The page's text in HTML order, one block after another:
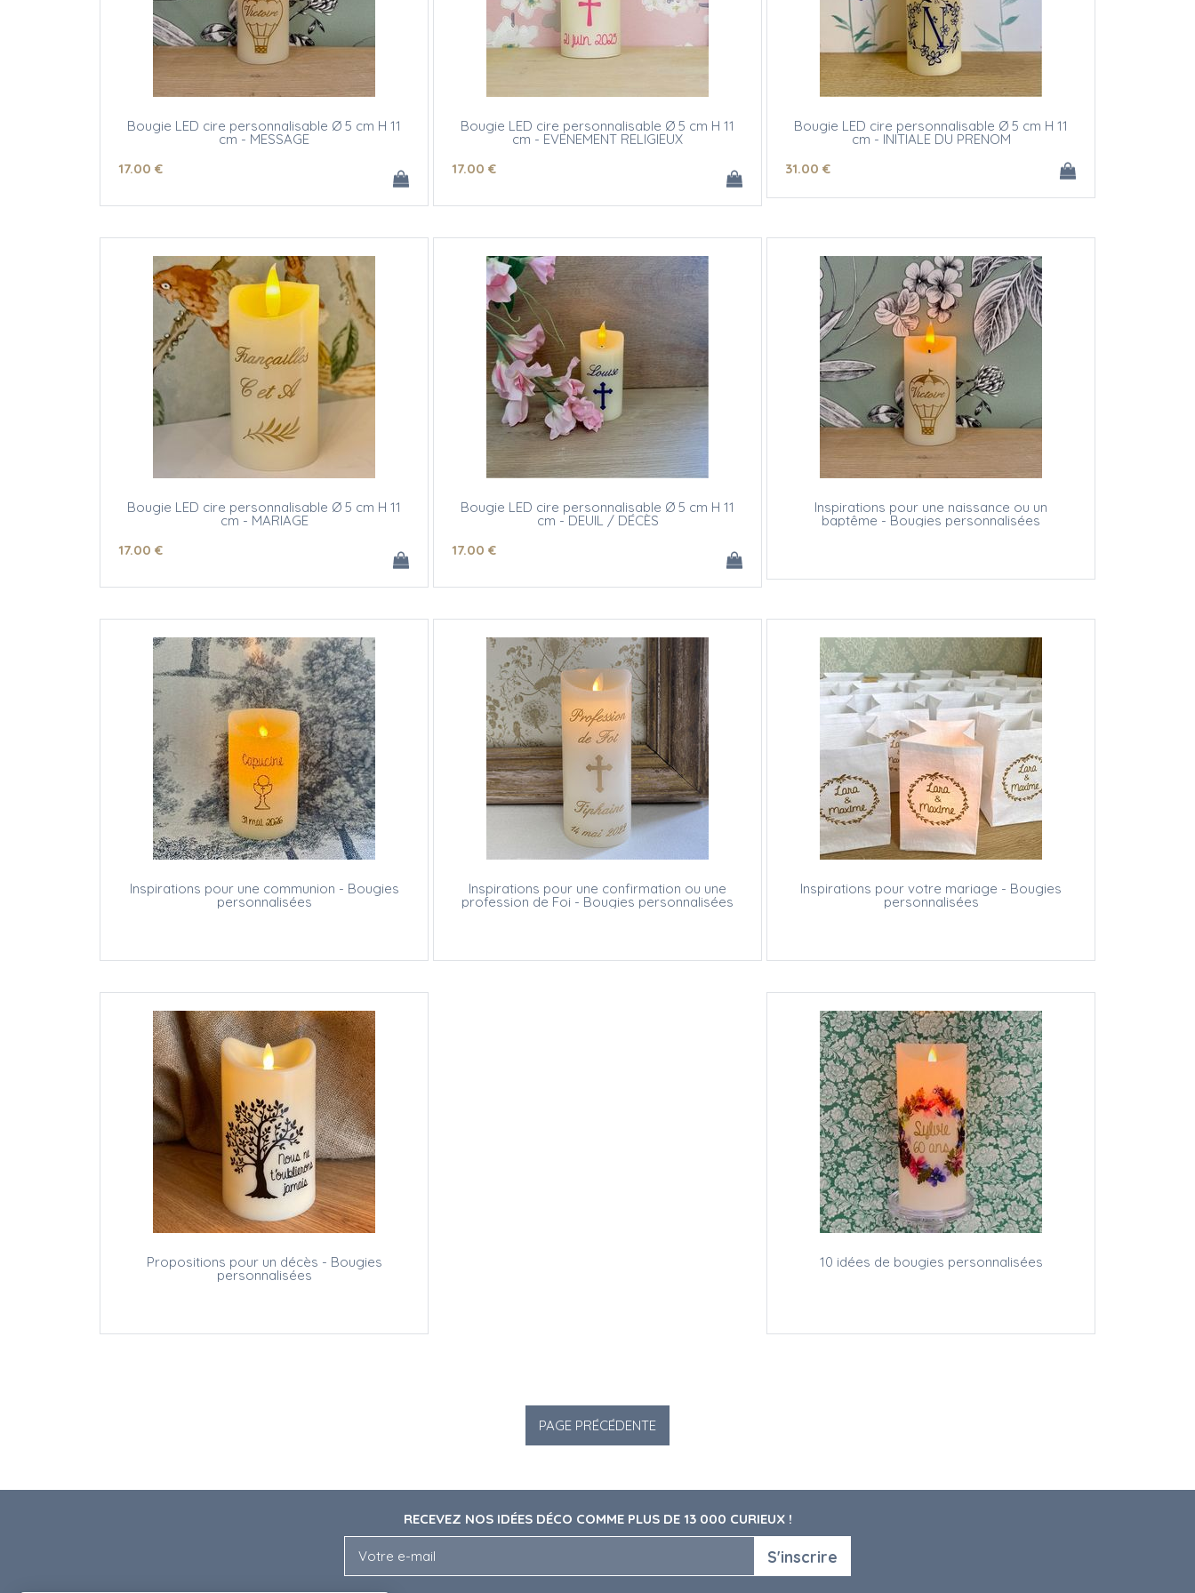
Bougie LED cire personnalisable Ø 5 cm H 11
cm - MESSAGE
17.00 €
Bougie LED cire personnalisable Ø 5 cm H 11
cm - EVENEMENT RELIGIEUX
17.00 €
Bougie LED cire personnalisable Ø 5 cm H 11
cm - INITIALE DU PRENOM
31.00 €
Bougie LED cire personnalisable Ø 5 cm H 11
cm - MARIAGE
17.00 €
Bougie LED cire personnalisable Ø 5 cm H 11
cm - DEUIL / DÉCÈS
17.00 €
Inspirations pour une naissance ou un
baptême - Bougies personnalisées
Inspirations pour une communion - Bougies
personnalisées
Inspirations pour une confirmation ou une
profession de Foi - Bougies personnalisées
Inspirations pour votre mariage - Bougies
personnalisées
Propositions pour un décès - Bougies
personnalisées
10 idées de bougies personnalisées
RECEVEZ NOS IDÉES DÉCO COMME PLUS DE 13 000 CURIEUX !
S'inscrire